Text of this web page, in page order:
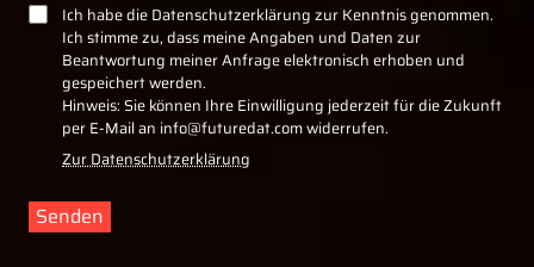
Ich habe die Datenschutzerklärung zur Kenntnis genommen.
Ich stimme zu, dass meine Angaben und Daten zur
Beantwortung meiner Anfrage elektronisch erhoben und
gespeichert werden.
Hinweis: Sie können Ihre Einwilligung jederzeit für die Zukunft
per E-Mail an info@futuredat.com widerrufen.
Zur Datenschutzerklärung
Senden